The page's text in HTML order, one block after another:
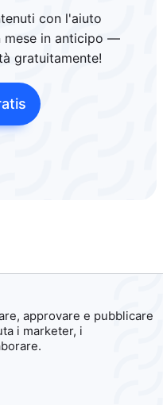
con l'aiuto
mese in anticipo —
gratuitamente!
approvare e pubblicare
i marketer, i